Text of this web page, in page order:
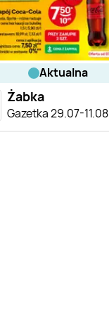
aktualna
Żabka
Gazetka 29.07-11.08